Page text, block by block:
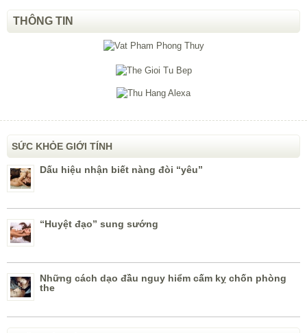
THÔNG TIN
SỨC KHỎE GIỚI TÍNH
Dấu hiệu nhận biết nàng đòi “yêu”
“Huyệt đạo” sung sướng
Những cách dạo đầu nguy hiểm cấm kỵ chốn phòng
the